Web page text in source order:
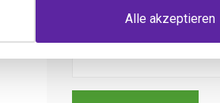
Alle akzeptieren